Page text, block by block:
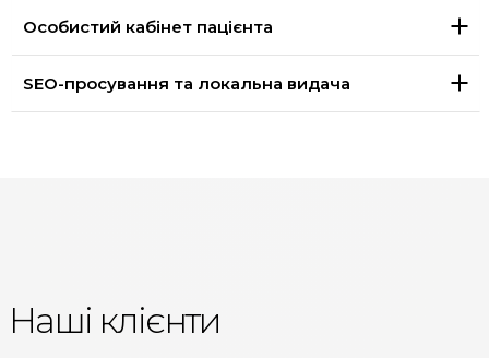
Особистий кабінет пацієнта
SEO-просування та локальна видача
Наші клієнти